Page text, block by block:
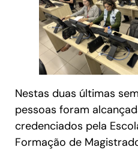
Nestas duas últimas
pessoas foram
credenciados pela
Formação de